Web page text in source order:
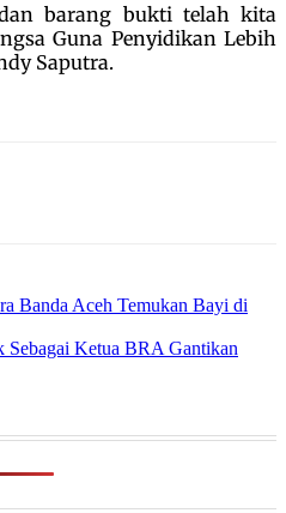
barang bukti telah kita
Guna Penyidikan Lebih
Saputra.
Banda Aceh Temukan Bayi di
Sebagai Ketua BRA Gantikan